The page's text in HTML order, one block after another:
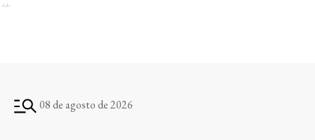
Ads
08 de agosto de 2026